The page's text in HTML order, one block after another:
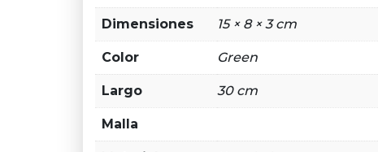
Dimensiones 15 × 8 × 3 cm
Color Green
Largo 30 cm
Malla